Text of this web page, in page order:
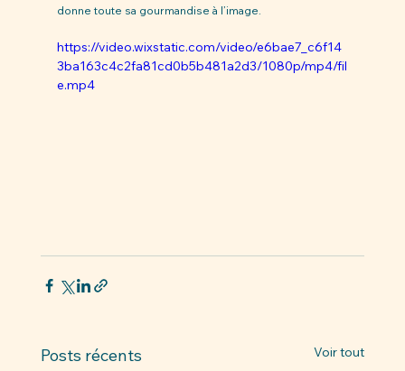
donne toute sa gourmandise à l’image.
https://video.wixstatic.com/video/e6bae7_c6f14
3ba163c4c2fa81cd0b5b481a2d3/1080p/mp4/fil
e.mp4
Posts récents Voir tout